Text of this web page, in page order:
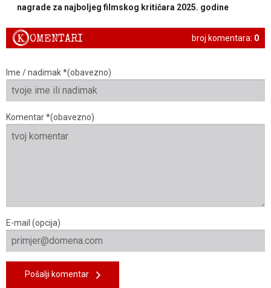
nagrade za najboljeg filmskog kritičara 2025. godine
broj komentara: 0
KOMENTARI
Ime / nadimak *(obavezno)
Komentar *(obavezno)
E-mail (opcija)
Pošalji komentar